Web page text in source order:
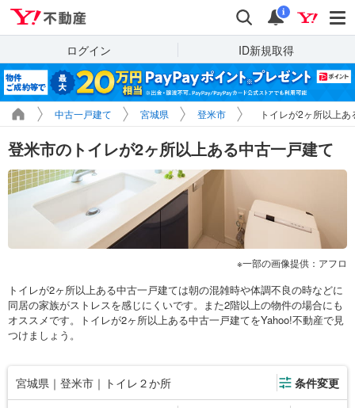
検索 通知
i
ログイン ID新規取得
中古一戸建て 宮城県 登米市 トイレが2ヶ所以上
登米市のトイレが2ヶ所以上ある中古一戸建て
一部の画像提供：アフロ
トイレが2ヶ所以上ある中古一戸建ては朝の混雑時や体調不良の時などに
同居の家族がストレスを感じにくいです。また2階以上の物件の場合にも
オススメです。トイレが2ヶ所以上ある中古一戸建てをYahoo!不動産で見
つけましょう。
宮城県｜登米市｜トイレ２か所 条件変更